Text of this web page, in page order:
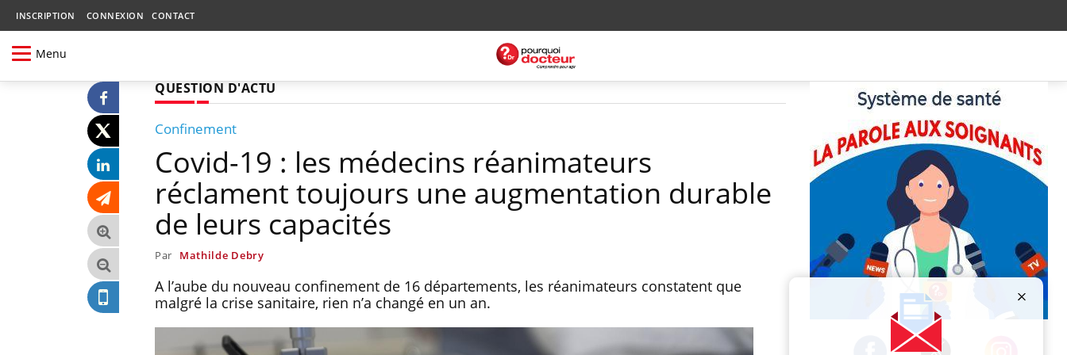
INSCRIPTION CONNEXION CONTACT
Menu
QUESTION D'ACTU
Confinement
Covid-19 : les médecins réanimateurs
réclament toujours une augmentation durable
de leurs capacités
Par Mathilde Debry
A l’aube du nouveau confinement de 16 départements, les réanimateurs constatent que
malgré la crise sanitaire, rien n’a changé en un an.